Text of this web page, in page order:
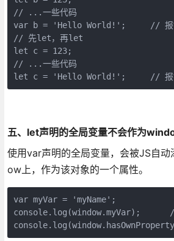
// ...一些代码
var b = 'Hello World!';     // 报
// 先let，再let
let c = 123;
// ...一些代码
let c = 'Hello World!';     // 报错
五、let声明的全局变量不会作为
使用var声明的全局变量，会被JS自
ow上，作为该对象的一个属性。
var myVar = 'myName';
console.log(window.myVar);